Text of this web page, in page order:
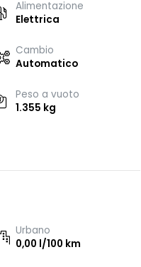
Alimentazione
Elettrica
Cambio
Automatico
Peso a vuoto
1.355 kg
Urbano
0,00 l/100 km